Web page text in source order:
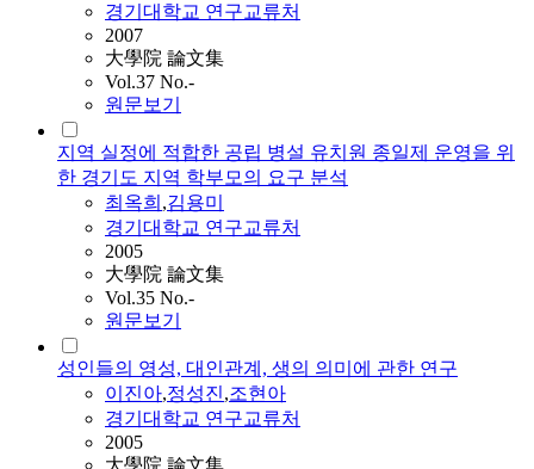
경기대학교 연구교류처
2007
大學院 論文集
Vol.37 No.-
원문보기
지역 실정에 적합한 공립 병설 유치원 종일제 운영을 위
한 경기도 지역 학부모의 요구 분석
최옥희 ,김용미
경기대학교 연구교류처
2005
大學院 論文集
Vol.35 No.-
원문보기
성인들의 영성, 대인관계, 생의 의미에 관한 연구
이진아,정성진,조현아
경기대학교 연구교류처
2005